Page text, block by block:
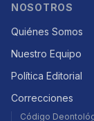
NOSOTROS
Quiénes Somos
Nuestro Equipo
Política Editorial
Correcciones
Código